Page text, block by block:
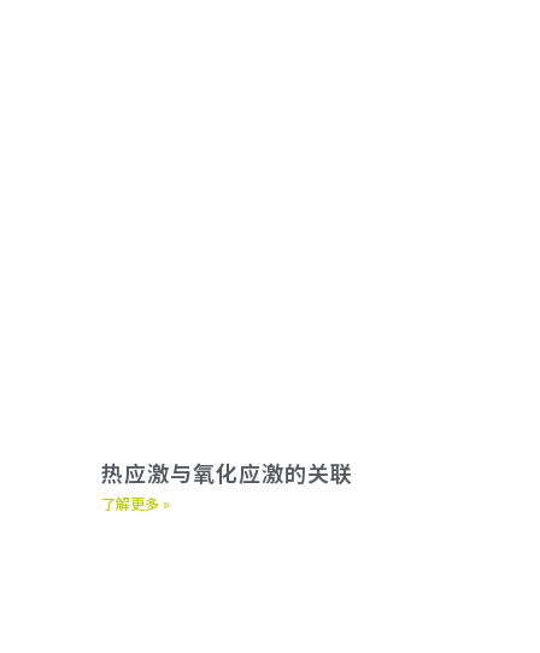
热应激与氧化应激的关联
了解更多 »